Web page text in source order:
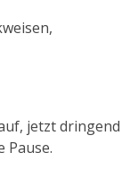
jetzt dringend
Pause.